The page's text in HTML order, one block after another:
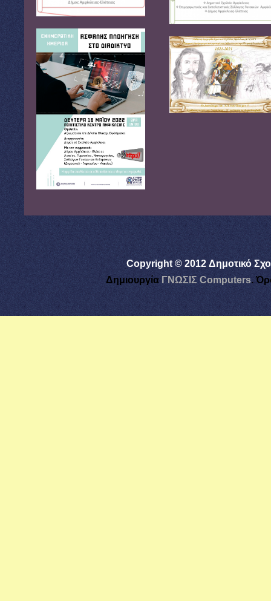
Copyright © 2012 Δημοτικό
Δημιουργία ΓΝΩΣΙΣ Computers.